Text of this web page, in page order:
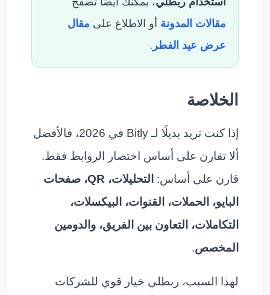
مقالات المدونة أو الاطلاع على مقال
عرض عيد الفطر .
الخلاصة
إذا كنت تريد بديلًا لـ Bitly في 2026، فالأفضل
ألا تقارن على أساس اختصار الروابط فقط.
قارن على أساس:
التحليلات، QR، صفحات
البايو، الحملات، القنوات، البيكسلات،
التكاملات، التعاون بين الفريق، والدومين
المخصص.
لهذا السبب، ربطلي خيار قوي للشركات